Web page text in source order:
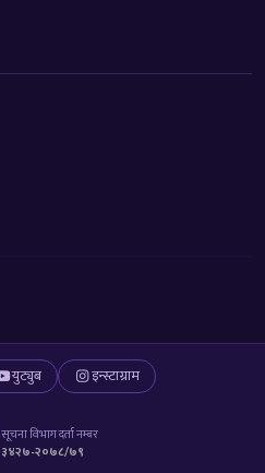
युट्युब इन्स्टाग्राम
सूचना विभाग दर्ता नम्बर
३४२७-२०७८/७९